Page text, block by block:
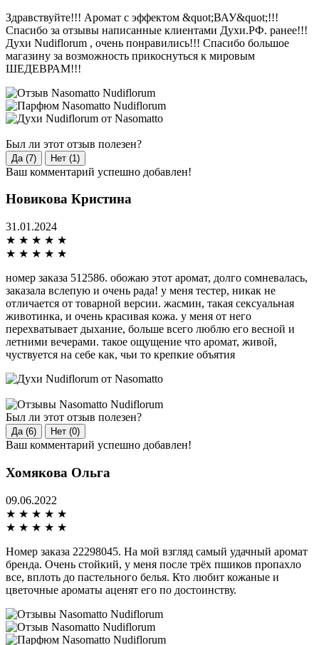
Здравствуйте!!! Аромат с эффектом &quot;ВАУ&quot;!!!
Спасибо за отзывы написанные клиентами Духи.РФ. ранее!!!
Духи Nudiflorum , очень понравились!!! Спасибо большое
магазину за возможность прикоснуться к мировым
ШЕДЕВРАМ!!!
Был ли этот отзыв полезен?
Да (7) Нет (1)
Ваш комментарий успешно добавлен!
Новикова Кристина
31.01.2024
★ ★ ★ ★ ★
★ ★ ★ ★ ★
номер заказа 512586. обожаю этот аромат, долго сомневалась,
заказала вслепую и очень рада! у меня тестер, никак не
отличается от товарной версии. жасмин, такая сексуальная
животинка, и очень красивая кожа. у меня от него
перехватывает дыхание, больше всего люблю его весной и
летними вечерами. такое ощущение что аромат, живой,
чуствуется на себе как, чьи то крепкие объятия
Был ли этот отзыв полезен?
Да (6) Нет (0)
Ваш комментарий успешно добавлен!
Хомякова Ольга
09.06.2022
★ ★ ★ ★ ★
★ ★ ★ ★ ★
Номер заказа 22298045. На мой взгляд самый удачный аромат
бренда. Очень стойкий, у меня после трёх пшиков пропахло
все, вплоть до пастельного белья. Кто любит кожаные и
цветочные ароматы аценят его по достоинству.